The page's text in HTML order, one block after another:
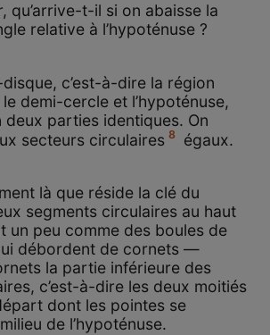
qu’arrive-t-il si on abaisse la
relative à l’hypoténuse ?
c’est-à-dire la région
demi-cercle et l’hypoténuse,
parties identiques. On
secteurs circulaires 8
égaux.
là que réside la clé du
segments circulaires au haut
un peu comme des boules de
débordent de cornets —
la partie inférieure des
c’est-à-dire les deux moitiés
dont les pointes se
de l’hypoténuse.